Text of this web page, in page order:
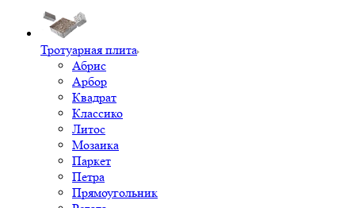
Тротуарная плита
Абрис
Арбор
Квадрат
Классико
Литос
Мозаика
Паркет
Петра
Прямоугольник